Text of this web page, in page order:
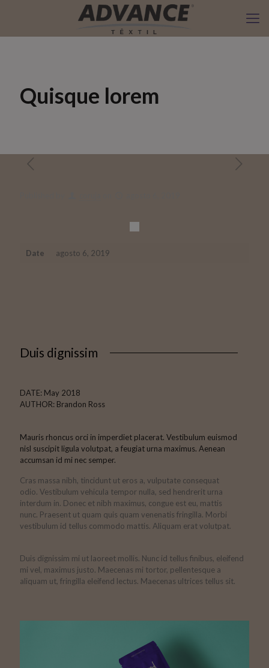
Quisque lorem
Date agosto 6, 2019
Duis dignissim
DATE: May 2018
AUTHOR: Brandon Ross
Mauris rhoncus orci in imperdiet placerat. Vestibulum euismod
nisl suscipit ligula volutpat, a feugiat urna maximus. Aenean
accumsan id mi nec semper.
Cras massa nibh, tincidunt ut eros a, vulputate consequat
odio. Vestibulum vehicula tempor nulla, sed hendrerit urna
interdum in. Donec et nibh maximus, congue est eu, mattis
nunc. Praesent ut quam quis quam venenatis fringilla. Morbi
vestibulum id tellus commodo mattis. Aliquam erat volutpat.
Duis dignissim mi ut laoreet mollis. Nunc id tellus finibus, eleifend
mi vel, maximus justo. Maecenas mi tortor, pellentesque a
aliquam ut, fringilla eleifend lectus. Maecenas ultrices tellus sit.